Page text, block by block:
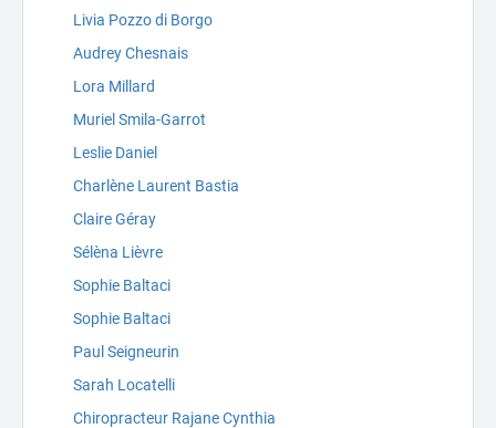
Livia Pozzo di Borgo
Audrey Chesnais
Lora Millard
Muriel Smila-Garrot
Leslie Daniel
Charlène Laurent Bastia
Claire Géray
Sélèna Lièvre
Sophie Baltaci
Sophie Baltaci
Paul Seigneurin
Sarah Locatelli
Chiropracteur Rajane Cynthia